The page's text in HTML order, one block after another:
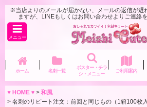
※当店よりのメールが届かない、メールの返信が遅
ますが、LINEもしくはお問い合わせよりご連絡
メニュー
ホーム 名刺一覧
ポスター・チラ
シ・メニュー
ご利用案内
♥ HOME ♥ > 和風
> 名刺のリピート注文：前回と同じもの（1箱100枚